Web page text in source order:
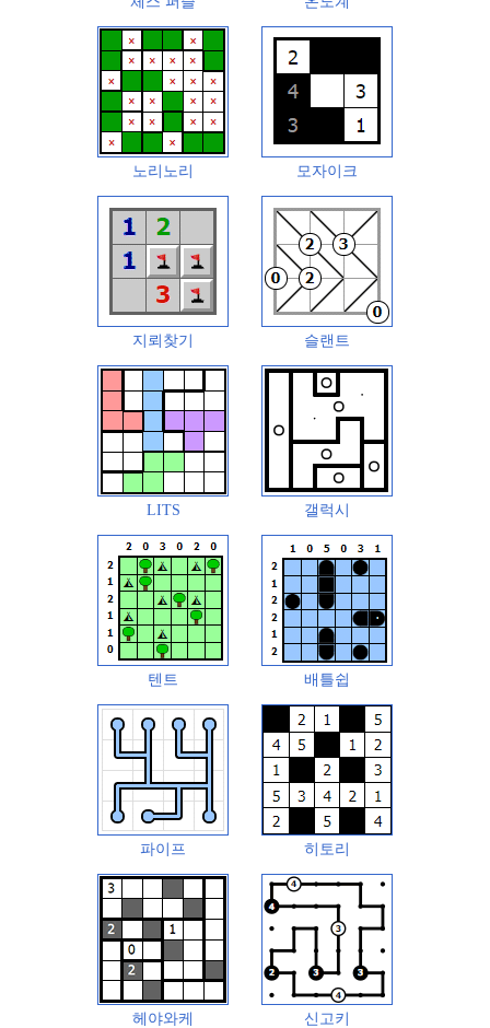
노리노리 모자이크
지뢰찾기 슬랜트
LITS 갤럭시
텐트 배틀쉽
파이프 히토리
헤야와케 신고키